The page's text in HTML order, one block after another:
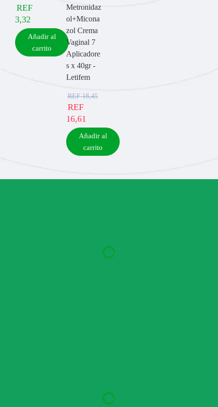
REF
3,32
Añadir al
carrito
Metronidaz
ol+Micona
zol Crema
Vaginal 7
Aplicadore
s x 40gr -
Letifem
REF18,45
REF
16,61
Añadir al
carrito